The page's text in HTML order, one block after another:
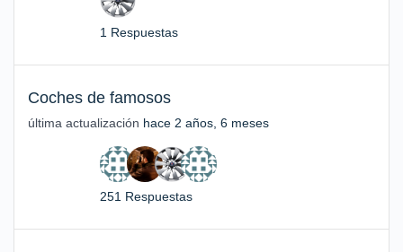
1 Respuestas
Coches de famosos
última actualización hace 2 años, 6 meses
251 Respuestas